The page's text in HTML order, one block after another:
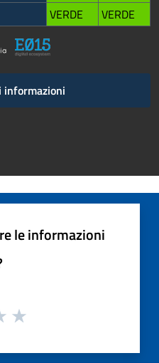
VERDE VERDE
informazioni
le informazioni